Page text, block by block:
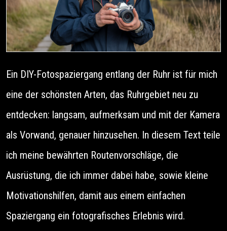
Ein DIY-Fotospaziergang entlang der Ruhr ist für mich
eine der schönsten Arten, das Ruhrgebiet neu zu
entdecken: langsam, aufmerksam und mit der Kamera
als Vorwand, genauer hinzusehen. In diesem Text teile
ich meine bewährten Routenvorschläge, die
Ausrüstung, die ich immer dabei habe, sowie kleine
Motivationshilfen, damit aus einem einfachen
Spaziergang ein fotografisches Erlebnis wird.